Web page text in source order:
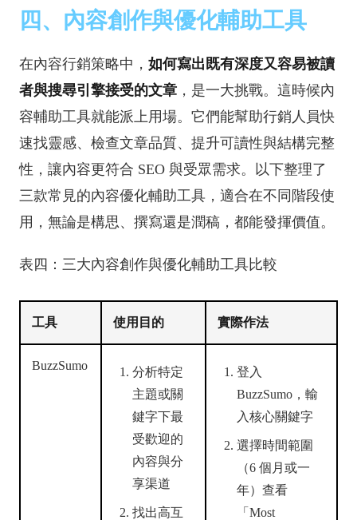
四、內容創作與優化輔助工具
在內容行銷策略中， 如何寫出既有深度又容易被讀
者與搜尋引擎接受的文章 ，是一大挑戰。這時候內
容輔助工具就能派上用場。它們能幫助行銷人員快
速找靈感、檢查文章品質、提升可讀性與結構完整
性，讓內容更符合 SEO 與受眾需求。以下整理了
三款常見的內容優化輔助工具，適合在不同階段使
用，無論是構思、撰寫還是潤稿，都能發揮價值。
表四：三大內容創作與優化輔助工具比較
工具 使用目的 實際作法
BuzzSumo
分析特定
主題或關
鍵字下最
受歡迎的
內容與分
享渠道
找出高互
登入
BuzzSumo，輸
入核心關鍵字
選擇時間範圍
（6 個月或一
年）查看
「Most